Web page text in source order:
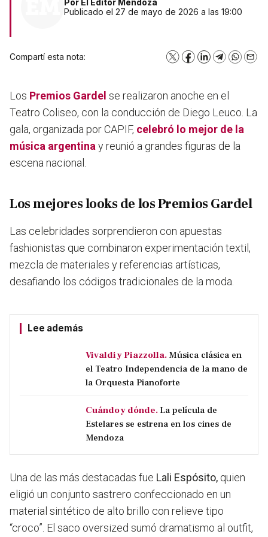
Por El Editor Mendoza
Publicado el 27 de mayo de 2026 a las 19:00
Compartí esta nota: X Facebook
LinkedInTelegram
Los Premios Gardel se realizaron anoche en el
Teatro Coliseo, con la conducción de Diego Leuco. La
gala, organizada por CAPIF, celebró lo mejor de la
música argentina y reunió a grandes figuras de la
escena nacional.
Los mejores looks de los Premios Gardel
Las celebridades sorprendieron con apuestas
fashionistas que combinaron experimentación textil,
mezcla de materiales y referencias artísticas,
desafiando los códigos tradicionales de la moda.
Lee además
Vivaldi y Piazzolla. Música clásica en
el Teatro Independencia de la mano de
la Orquesta Pianoforte
Cuándo y dónde. La película de
Estelares se estrena en los cines de
Mendoza
Una de las más destacadas fue Lali Espósito, quien
eligió un conjunto sastrero confeccionado en un
material sintético de alto brillo con relieve tipo
“croco”. El saco oversized sumó dramatismo al outfit,